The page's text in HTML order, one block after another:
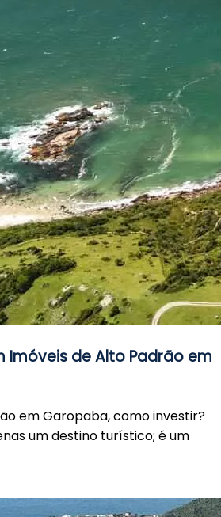
Imóveis de Alto Padrão em
em Garopaba, como investir?
um destino turístico; é um